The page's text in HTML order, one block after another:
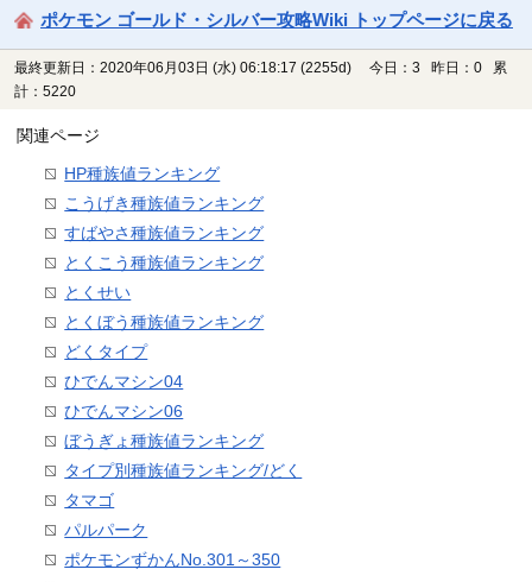
ポケモン ゴールド・シルバー攻略Wiki トップページに戻る
最終更新日：2020年06月03日 (水) 06:18:17 (2255d)
今日：3 昨日：0 累
計：5220
関連ページ
HP種族値ランキング
こうげき種族値ランキング
すばやさ種族値ランキング
とくこう種族値ランキング
とくせい
とくぼう種族値ランキング
どくタイプ
ひでんマシン04
ひでんマシン06
ぼうぎょ種族値ランキング
タイプ別種族値ランキング/どく
タマゴ
パルパーク
ポケモンずかんNo.301～350